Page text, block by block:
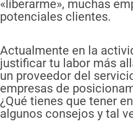
«liberarme», muchas
potenciales clientes.
Actualmente en la
justificar tu labor más
un proveedor del
empresas de
¿Qué tienes que tener
algunos consejos y tal